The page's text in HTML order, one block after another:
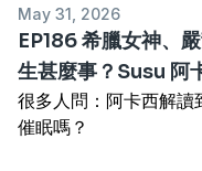
現。守護靈則是從出生
長，祂也跟著成長，
既有的能力上加分，或
也要付出一點努力，
靈通常需要具備一些靈
天使給的是自信、溫
鍛鍊；有時候是你一直
題，只希望聽到自己
自我價值感和匱乏感。
✍️ 那要怎麼面對它、
Alice 的建議是：把它
問題，右邊寫下你打算
到 AI 🤖：很多人感情
很中肯、不帶批判。
OK，但重點是把得到
決心去解決問題。
這四位剛好對應人生
大天使都能來接住我們。
🐢🌸 現場開牌!宇宙這
• Alice 抽到「開花」:
陽平衡,袖子上滿是種
你自己,就會有人想成
• Susu 抽到「烏龜」:
家就在牠身上,所以，
• 波斯文明（西元前
清楚的階層：造物主
使），再來是管理地球
是守護每一個人的天使
你會發現，不同文明其
美食有興趣的夥伴，一
這個行程其實一年前
大家起鬨請旅居法國的
旅行吧」，沒想到一
🌬️ 在法國，精油不是高
國禎老師 2019 年就
May 31, 2026
EP186 希臘女神、
生甚麼事？Susu 阿
很多人問：阿卡西解
催眠嗎？
都不完全是，阿卡西